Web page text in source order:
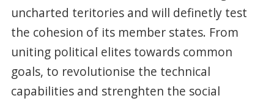
uncharted teritories and will definetly test
the cohesion of its member states. From
uniting political elites towards common
goals, to revolutionise the technical
capabilities and strenghten the social